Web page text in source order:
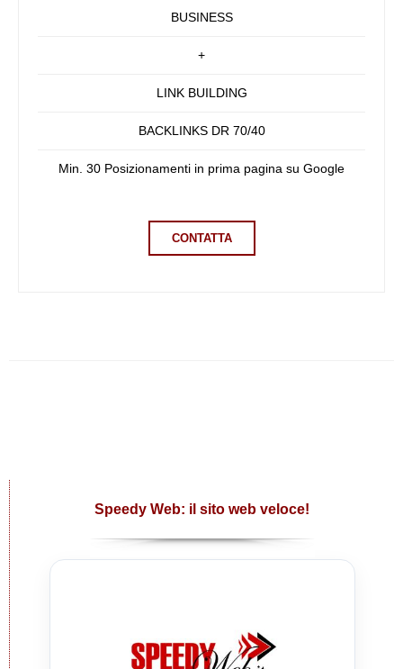
BUSINESS
+
LINK BUILDING
BACKLINKS DR 70/40
Min. 30 Posizionamenti in prima pagina su Google
CONTATTA
Speedy Web: il sito web veloce!